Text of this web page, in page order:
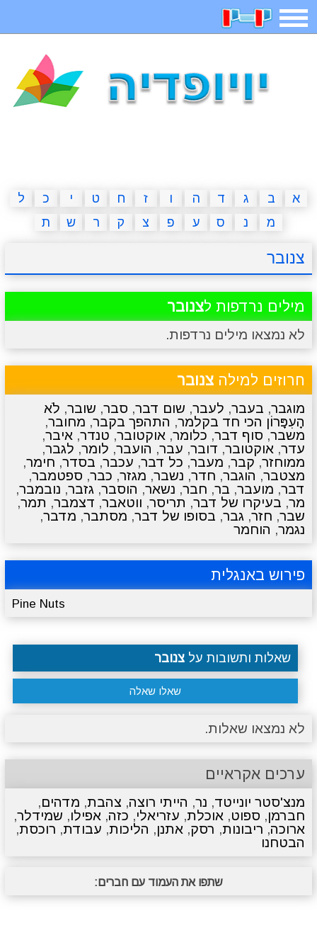
תפריט
איש תלוי מדריכים פוקימון גו מצא הבדלים
יצירה משחקי בנות אשליות חדשות
א ב ג ד ה ו ז ח ט י כ
ל
מ
נ ס ע פ צ ק ר ש ת
צנובר
מילים נרדפות לצנובר
לא נמצאו מילים נרדפות.
חרוזים למילה צנובר
מוגבר, בעבר, לעבר, שום דבר, סבר, שובר, לֹא
הָעִפָּרוֹן הכי חד בקלמר, התהפך בקבר, מחובר,
משבר, סוף דבר, כלומר, אוקטובר, טנדר, איבר,
עדר, אוקטובר, דובר, עבר, הועבר, לומר, לגבר,
ממוחזר, קבר, מעבר, כל דבר, עכבר, בסדר, חימר,
מצטבר, הוגבר, חדר, נשבר, מגזר, כבר, ספטמבר,
דבר, מועבר, בר, חבר, נשאר, הוסבר, גזבר, נובמבר,
מר, בעיקרו של דבר, תריסר, ווטאבר, דצמבר, תמר,
שבר, חזר, גבר, בסופו של דבר, מסתבר, מדבר,
נגמר, הוחמר
פירוש באנגלית
Pine Nuts
שאלות ותשובות על צנובר
שאלו שאלה
לא נמצאו שאלות.
ערכים אקראיים
מנצ'סטר יונייטד, נר, הייתי רוצה, צהבת, מדהים,
חברמן, ספוט, אוכלת, עזריאלי, כזה, אפילו, שמידלר,
ארוכה, ריבונות, רסק, אתנן, הליכות, עבודת, רוכסת,
הבטחנו
שתפו את העמוד עם חברים: